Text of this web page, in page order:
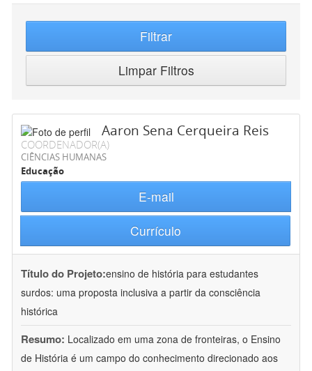
Filtrar
Limpar Filtros
Aaron Sena Cerqueira Reis
COORDENADOR(A)
CIÊNCIAS HUMANAS
Educação
E-mail
Currículo
Título do Projeto:ensino de história para estudantes
surdos: uma proposta inclusiva a partir da consciência
histórica
Resumo: Localizado em uma zona de fronteiras, o Ensino
de História é um campo do conhecimento direcionado aos